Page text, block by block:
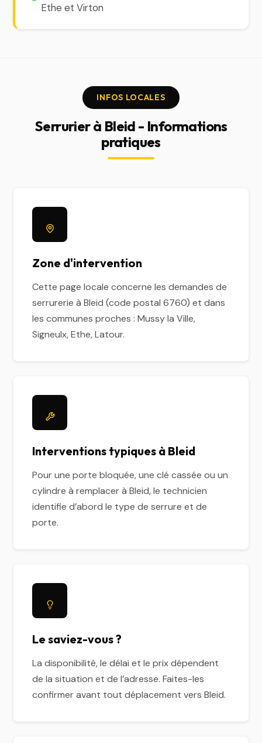
Ethe et Virton
INFOS LOCALES
Serrurier à Bleid - Informations
pratiques
Zone d'intervention
Cette page locale concerne les demandes de
serrurerie à Bleid (code postal 6760) et dans
les communes proches : Mussy la Ville,
Signeulx, Ethe, Latour.
Interventions typiques à Bleid
Pour une porte bloquée, une clé cassée ou un
cylindre à remplacer à Bleid, le technicien
identifie d’abord le type de serrure et de
porte.
Le saviez-vous ?
La disponibilité, le délai et le prix dépendent
de la situation et de l’adresse. Faites-les
confirmer avant tout déplacement vers Bleid.